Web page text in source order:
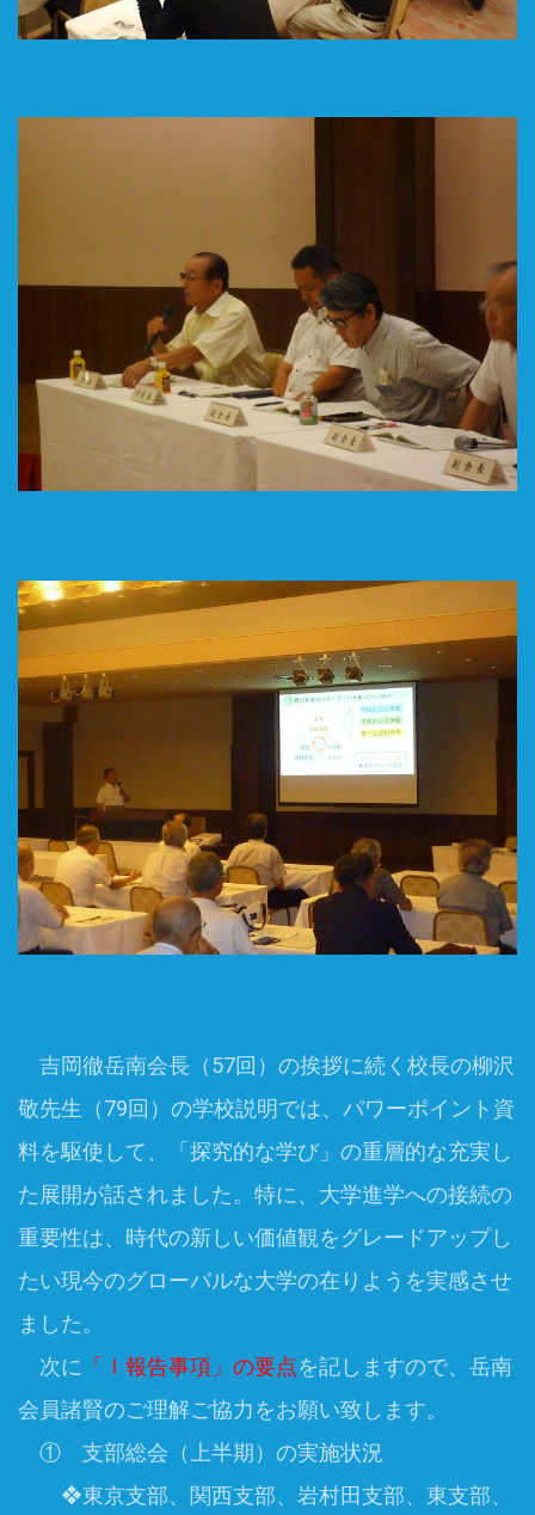
吉岡徹岳南会長（57回）の挨拶に続く校長の柳沢
敬先生（79回）の学校説明では、パワーポイント資
料を駆使して、「探究的な学び」の重層的な充実し
た展開が話されました。特に、大学進学への接続の
重要性は、時代の新しい価値観をグレードアップし
たい現今のグローバルな大学の在りようを実感させ
ました。
次に 「Ⅰ報告事項」の要点を記しますので、岳南
会員諸賢のご理解ご協力をお願い致します。
① 支部総会（上半期）の実施状況
❖東京支部、関西支部、岩村田支部、東支部、